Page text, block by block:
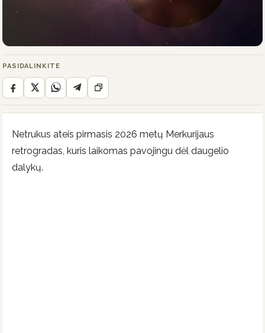
PASIDALINKITE
Netrukus ateis pirmasis 2026 metų Merkurijaus
retrogradas, kuris laikomas pavojingu dėl daugelio
dalykų.